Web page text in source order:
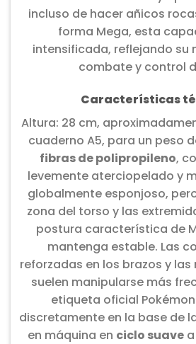
incluso de hacer añicos
forma Mega, esta
intensificada, reflejando su
combate y control
Características
Altura: 28 cm,
cuaderno A5, para un peso
fibras de polipropileno,
levemente aterciopelado y
globalmente esponjoso,
zona del torso y las
postura característica de
mantenga estable. Las
reforzadas en los brazos y
suelen manipularse más
etiqueta oficial
discretamente en la base de
en máquina en ciclo suave